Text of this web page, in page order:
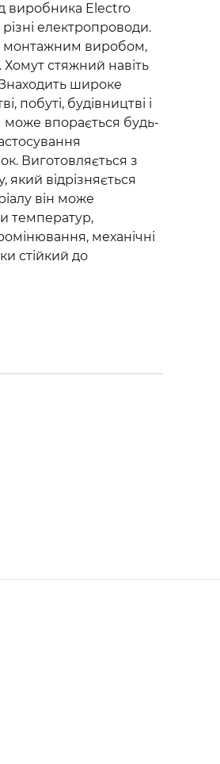
виробника Electro
електропроводи.
монтажним виробом,
стяжний навіть
Знаходить широке
побуті, будівництві і
може впорається будь-
Виготовляється з
який відрізняється
він може
температур,
механічні
стійкий до